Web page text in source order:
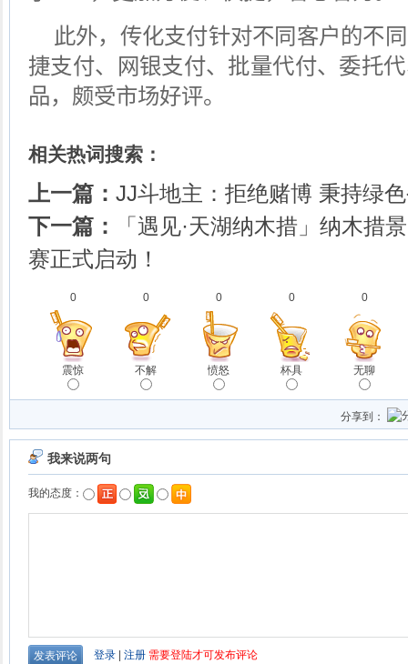
此外，传化支付针对不同客户的不
捷支付、网银支付、批量代付、委托
品，颇受市场好评。
相关热词搜索：
上一篇： JJ斗地主：拒绝赌博 秉持绿
下一篇：
「遇见·天湖纳木措」纳木措
赛正式启动！
0
震惊
0
不解
0
愤怒
0
杯具
0
无聊
分享到：